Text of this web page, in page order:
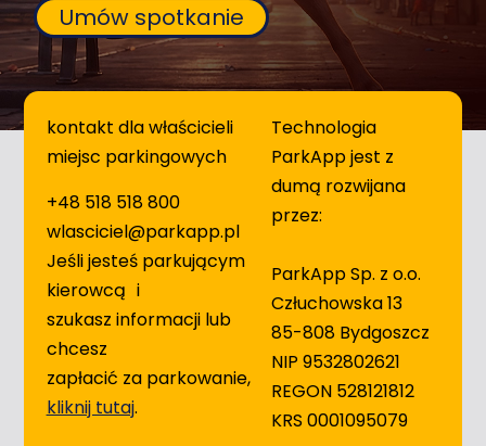
Umów spotkanie
kontakt dla właścicieli
miejsc parkingowych
+48 518 518 800
wlasciciel@parkapp.pl
Jeśli jesteś parkującym
kierowcą i
szukasz informacji lub
chcesz
zapłacić za parkowanie,
kliknij tutaj.
Technologia
ParkApp jest z
dumą rozwijana
przez:
ParkApp Sp. z o.o.
Człuchowska 13
85-808 Bydgoszcz
NIP 9532802621
REGON 528121812
KRS 0001095079